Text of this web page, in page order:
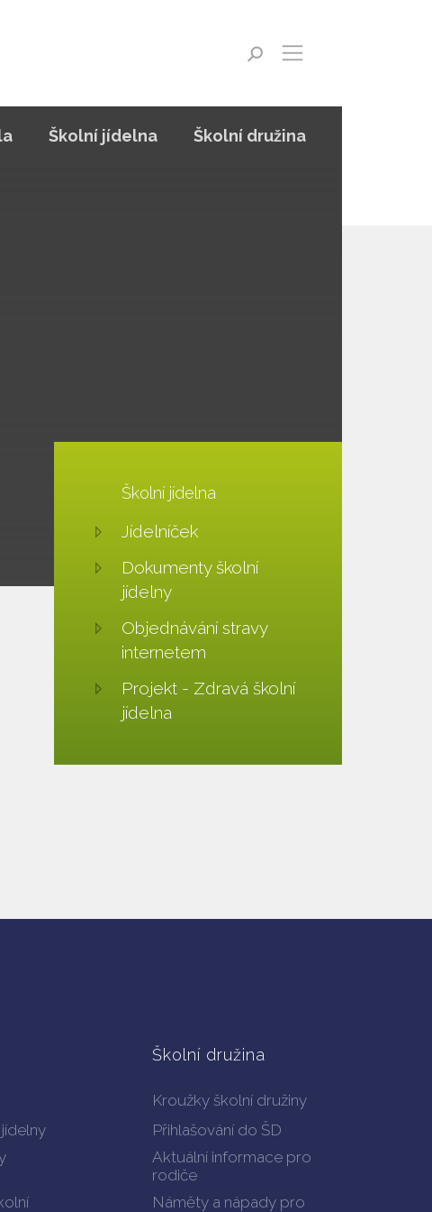
Školní jídelna Školní družina
Školní jídelna
Jídelníček
Dokumenty školní
jídelny
Objednávání stravy
internetem
Projekt - Zdravá školní
jídelna
Školní družina
Kroužky školní družiny
Přihlašování do ŠD
Aktuální informace pro
rodiče
Náměty a nápady pro